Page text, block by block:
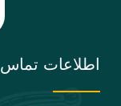
اطلاعات تماس